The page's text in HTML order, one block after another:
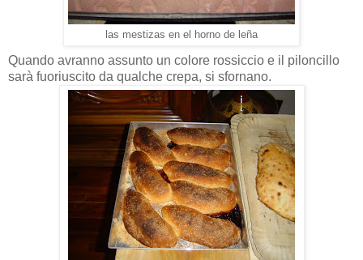
las mestizas en el horno de leña
Quando avranno assunto un colore rossiccio e il piloncillo
sarà fuoriuscito da qualche crepa, si sfornano.